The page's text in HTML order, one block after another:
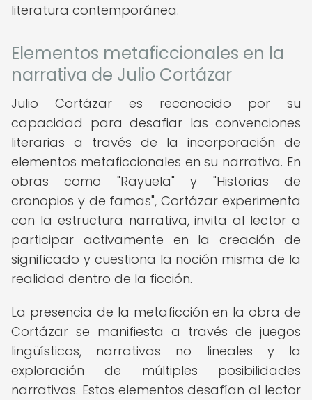
literatura contemporánea.
Elementos metaficcionales en la
narrativa de Julio Cortázar
Julio Cortázar es reconocido por su
capacidad para desafiar las convenciones
literarias a través de la incorporación de
elementos metaficcionales en su narrativa. En
obras como "Rayuela" y "Historias de
cronopios y de famas", Cortázar experimenta
con la estructura narrativa, invita al lector a
participar activamente en la creación de
significado y cuestiona la noción misma de la
realidad dentro de la ficción.
La presencia de la metaficción en la obra de
Cortázar se manifiesta a través de juegos
lingüísticos, narrativas no lineales y la
exploración de múltiples posibilidades
narrativas. Estos elementos desafían al lector